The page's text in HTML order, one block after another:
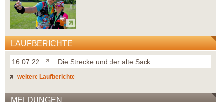
LAUFBERICHTE
16.07.22 Die Strecke und der alte Sack
weitere Laufberichte
MELDUNGEN